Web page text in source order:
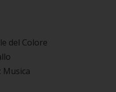
del Colore
Musica